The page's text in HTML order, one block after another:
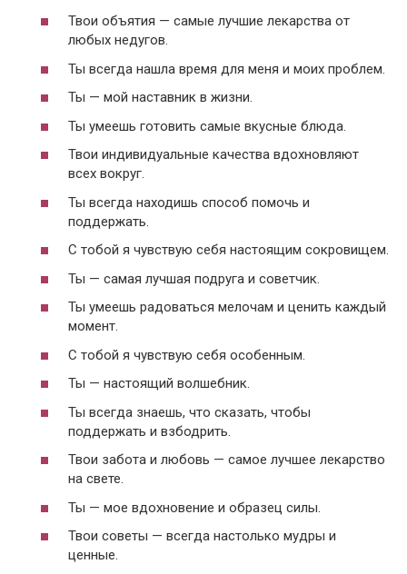
Твои объятия — самые лучшие лекарства от
любых недугов.
Ты всегда нашла время для меня и моих проблем.
Ты — мой наставник в жизни.
Ты умеешь готовить самые вкусные блюда.
Твои индивидуальные качества вдохновляют
всех вокруг.
Ты всегда находишь способ помочь и
поддержать.
С тобой я чувствую себя настоящим сокровищем.
Ты — самая лучшая подруга и советчик.
Ты умеешь радоваться мелочам и ценить каждый
момент.
С тобой я чувствую себя особенным.
Ты — настоящий волшебник.
Ты всегда знаешь, что сказать, чтобы
поддержать и взбодрить.
Твои забота и любовь — самое лучшее лекарство
на свете.
Ты — мое вдохновение и образец силы.
Твои советы — всегда настолько мудры и
ценные.